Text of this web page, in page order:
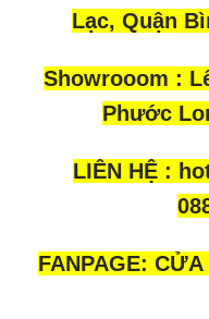
Lạc, Quận
Showrooom :
Phước
LIÊN HỆ :
FANPAGE: CỬA